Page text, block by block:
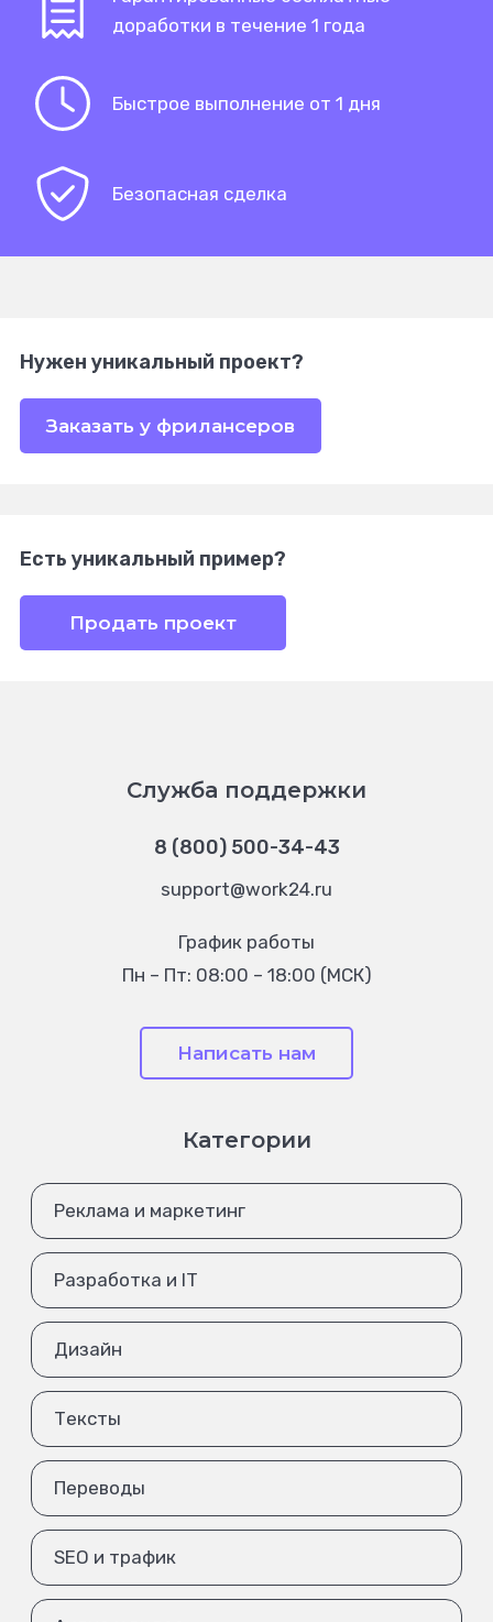
доработки в течение 1 года
Быстрое выполнение от 1 дня
Безопасная сделка
Нужен уникальный проект?
Заказать у фрилансеров
Есть уникальный пример?
Продать проект
Служба поддержки
8 (800) 500-34-43
support@work24.ru
График работы
Пн – Пт: 08:00 – 18:00 (МСК)
Написать нам
Категории
Реклама и маркетинг
Разработка и IT
Дизайн
Тексты
Переводы
SEO и трафик